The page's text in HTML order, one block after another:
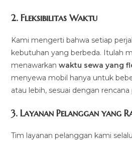
2.Fleksibilitas Waktu
Kami mengerti bahwa setiap
kebutuhan yang berbeda. Itulah
menawarkanwaktu sewa yang
menyewa mobil hanya untuk
atau lebih, sesuai dengan rencana
3.Layanan Pelanggan yang
Tim layanan pelanggan kami